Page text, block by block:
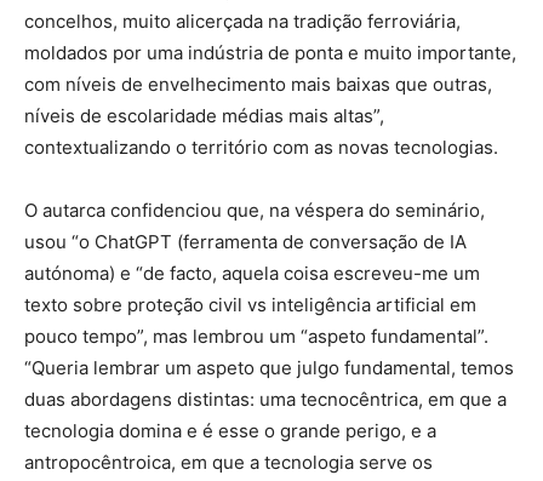
concelhos, muito alicerçada na tradição ferroviária,
moldados por uma indústria de ponta e muito importante,
com níveis de envelhecimento mais baixas que outras,
níveis de escolaridade médias mais altas”,
contextualizando o território com as novas tecnologias.
O autarca confidenciou que, na véspera do seminário,
usou “o ChatGPT (ferramenta de conversação de IA
autónoma) e “de facto, aquela coisa escreveu-me um
texto sobre proteção civil vs inteligência artificial em
pouco tempo”, mas lembrou um “aspeto fundamental”.
“Queria lembrar um aspeto que julgo fundamental, temos
duas abordagens distintas: uma tecnocêntrica, em que a
tecnologia domina e é esse o grande perigo, e a
antropocêntroica, em que a tecnologia serve os